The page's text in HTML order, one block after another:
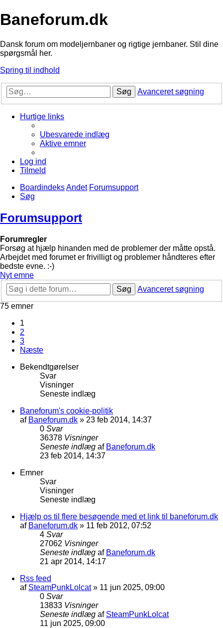
Baneforum.dk
Dansk forum om modeljernbaner og rigtige jernbaner. Stil dine
spørgsmål her.
Spring til indhold
Søg Avanceret søgning
Hurtige links
Ubesvarede indlæg
Aktive emner
Log ind
Tilmeld
BoardindeksAndet Forumsupport
Søg
Forumsupport
Forumregler
Forsøg at hjælp hinanden med de problemer der måtte opstå.
Arbejdet med forumet er frivilligt og problemer håndteres efter
bedste evne. :-)
Nyt emne
Søg
Avanceret søgning
75 emner
1
2
3
Næste
Bekendtgørelser
Svar
Visninger
Seneste indlæg
Baneforum's cookie-politik
af Baneforum.dk » 23 feb 2014, 14:37
0 Svar
36378 Visninger
Seneste indlæg af Baneforum.dk
23 feb 2014, 14:37
Emner
Svar
Visninger
Seneste indlæg
Hjælp os til flere besøgende med et link til baneforum.dk
af Baneforum.dk » 11 feb 2012, 07:52
4 Svar
27062 Visninger
Seneste indlæg af Baneforum.dk
21 apr 2014, 14:17
Rss feed
af SteamPunkLolcat» 11 jun 2025, 09:00
0 Svar
13833 Visninger
Seneste indlæg af SteamPunkLolcat
11 jun 2025, 09:00